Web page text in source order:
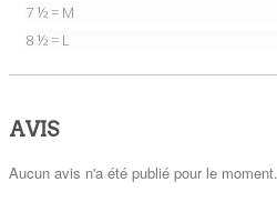
7½ = M
8½ = L
AVIS
Aucun avis n'a été publié pour le moment.